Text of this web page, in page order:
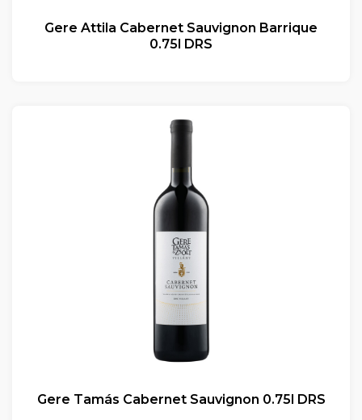
Gere Attila Cabernet Sauvignon Barrique
0.75l DRS
Gere Tamás Cabernet Sauvignon 0.75l DRS